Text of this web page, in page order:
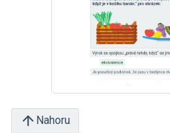
Nahoru